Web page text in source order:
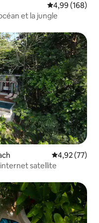
Évaluation
4,99 (168)
et la jungle
Évaluation
4,92 (77)
satellite